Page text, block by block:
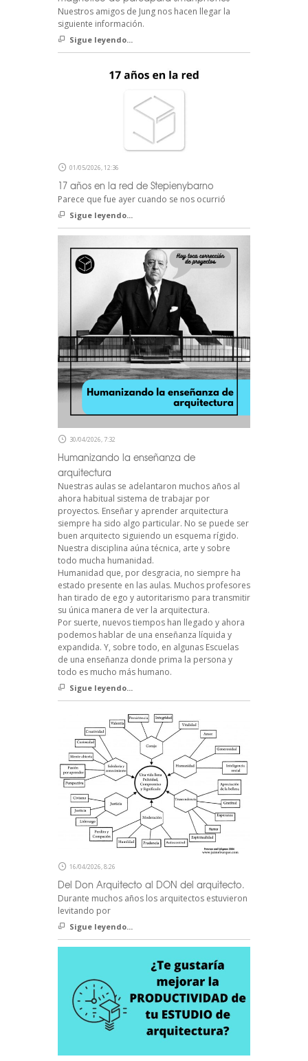
Nuestros amigos de Jung nos hacen llegar la
siguiente información.
Sigue leyendo...
01/05/2026, 12:36
17 años en la red de Stepienybarno
Parece que fue ayer cuando se nos ocurrió
Sigue leyendo...
30/04/2026, 7:32
Humanizando la enseñanza de
arquitectura
Nuestras aulas se adelantaron muchos años al
ahora habitual sistema de trabajar por
proyectos. Enseñar y aprender arquitectura
siempre ha sido algo particular. No se puede ser
buen arquitecto siguiendo un esquema rígido.
Nuestra disciplina aúna técnica, arte y sobre
todo mucha humanidad.
Humanidad que, por desgracia, no siempre ha
estado presente en las aulas. Muchos profesores
han tirado de ego y autoritarismo para transmitir
su única manera de ver la arquitectura.
Por suerte, nuevos tiempos han llegado y ahora
podemos hablar de una enseñanza líquida y
expandida. Y, sobre todo, en algunas Escuelas
de una enseñanza donde prima la persona y
todo es mucho más humano.
Sigue leyendo...
16/04/2026, 8:26
Del Don Arquitecto al DON del arquitecto.
Durante muchos años los arquitectos estuvieron
levitando por
Sigue leyendo...